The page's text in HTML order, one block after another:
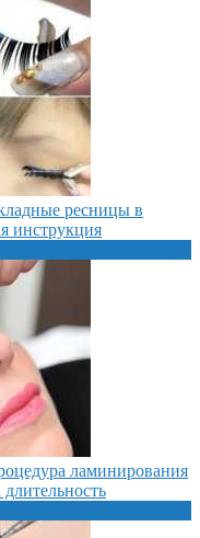
ресницы в
инструкция
ламинирования